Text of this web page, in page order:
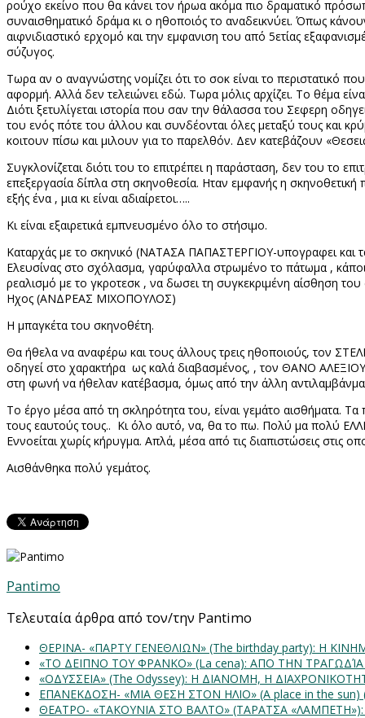
ρούχο εκείνο που θα κάνει τον ήρωα ακόμα πιο δραματικό
συναισθηματικό δράμα κι ο ηθοποιός το αναδεικνύει. Όπως
αιφνιδιαστικό ερχομό και την εμφανιση του από 5ετίας
σύζυγος.
Τωρα αν ο αναγνώστης νομίζει ότι το σοκ είναι το περιστατικό
αφορμή. Αλλά δεν τελειώνει εδώ. Τωρα μόλις αρχίζει. Το θέμα
Διότι ξετυλίγεται ιστορία που σαν την θάλασσα του Σεφερη
του ενός πότε του άλλου και συνδέονται όλες μεταξύ τους και
κοιτουν πίσω και μιλουν για το παρελθόν. Δεν κατεβάζουν
Συγκλονίζεται διότι του το επιτρέπει η παράσταση, δεν του το
επεξεργασία δίπλα στη σκηνοθεσία. Ηταν εμφανής η
εξής ένα , μια κι είναι αδιαίρετοι…..
Κι είναι εξαιρετικά εμπνευσμένο όλο το στήσιμο.
Καταρχάς με το σκηνικό (ΝΑΤΑΣΑ ΠΑΠΑΣΤΕΡΓΙΟΥ-υπογραφει και τα
Ελευσίνας στο σχόλασμα, γαρύφαλλα στρωμένο το πάτωμα ,
ρεαλισμό με το γκροτεσκ , να δωσει τη συγκεκριμένη αίσθηση
Ηχος (ΑΝΔΡΕΑΣ ΜΙΧΟΠΟΥΛΟΣ)
Η μπαγκέτα του σκηνοθέτη.
Θα ήθελα να αναφέρω και τους άλλους τρεις ηθοποιούς, τον
οδηγεί στο χαρακτήρα ως καλά διαβασμένος, , τον ΘΑΝΟ ΑΛΕΞΙΟΥ
στη φωνή να ήθελαν κατέβασμα, όμως από την άλλη
Το έργο μέσα από τη σκληρότητα του, είναι γεμάτο αισθήματα. Τα
τους εαυτούς τους.. Κι όλο αυτό, να, θα το πω. Πολύ μα πολύ
Εννοείται χωρίς κήρυγμα. Απλά, μέσα από τις διαπιστώσεις στις
Αισθάνθηκα πολύ γεμάτος.
Pantimo
Τελευταία άρθρα από τον/την Pantimo
ΘΕΡΙΝΑ- «ΠΑΡΤΥ ΓΕΝΕΘΛΙΩΝ» (The birthday party): H
«ΤΟ ΔΕΙΠΝΟ ΤΟΥ ΦΡΑΝΚΟ» (La cena): ΑΠΟ ΤΗΝ
«ΟΔΥΣΣΕΙΑ» (The Odyssey): Η ΔΙΑΝΟΜΗ, Η
ΕΠΑΝΕΚΔΟΣΗ- «ΜΙΑ ΘΕΣΗ ΣΤΟΝ ΗΛΙΟ» (Α place in the
ΘΕΑΤΡΟ- «ΤΑΚΟΥΝΙΑ ΣΤΟ ΒΑΛΤΟ» (ΤΑΡΑΤΣΑ